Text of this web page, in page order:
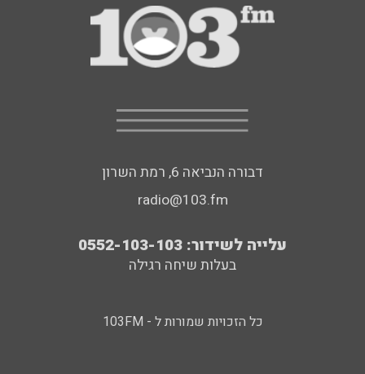
דבורה הנביאה 6, רמת השרון
radio@103.fm
עלייה לשידור: 0552-103-103
בעלות שיחה רגילה
כל הזכויות שמורות ל - 103FM